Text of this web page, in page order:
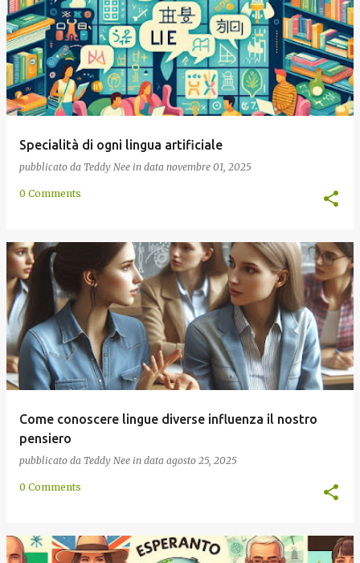
Specialità di ogni lingua artificiale
pubblicato da Teddy Nee in data novembre 01, 2025
0 Comments
Come conoscere lingue diverse influenza il nostro
pensiero
pubblicato da Teddy Nee in data agosto 25, 2025
0 Comments